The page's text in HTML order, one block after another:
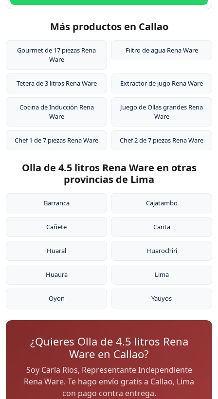
Más productos en Callao
Gourmet de 17 piezas Rena
Ware
Filtro de agua Rena Ware
Tetera de 3 litros Rena Ware Extractor de jugo Rena Ware
Cocina de Inducción Rena
Ware
Juego de Ollas grandes Rena
Ware
Chef 1 de 7 piezas Rena Ware Chef 2 de 7 piezas Rena Ware
Olla de 4.5 litros Rena Ware en otras
provincias de Lima
Barranca Cajatambo
Cañete Canta
Huaral Huarochiri
Huaura Lima
Oyon Yauyos
¿Quieres Olla de 4.5 litros Rena
Ware en Callao?
Soy Carla Rios, Representante Independiente
Rena Ware. Te hago envío gratis a Callao, Lima
con pago contra entrega.